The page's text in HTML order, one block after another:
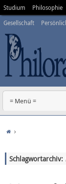
Studium Philosophie
Gesellschaft
Schlagwortarchiv: